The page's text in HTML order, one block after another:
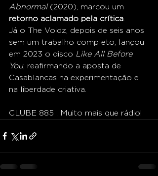
Abnormal (2020), marcou um
retorno aclamado pela crítica
Já o The Voidz, depois de seis anos
sem um trabalho completo, lançou
em 2023 o disco Like All Before
You, reafirmando a aposta de
Casablancas na experimentação e
na liberdade criativa.
CLUBE 885 . Muito mais que rádio!